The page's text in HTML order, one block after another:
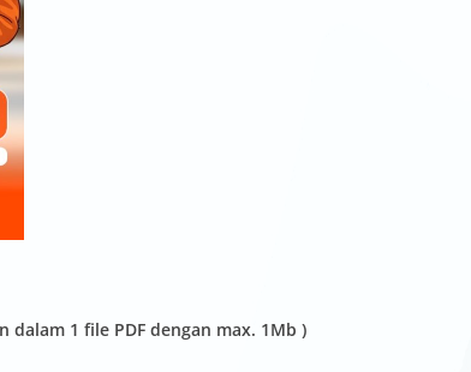
dalam 1 file PDF dengan max. 1Mb )